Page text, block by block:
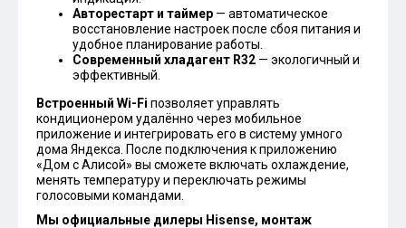
Авторестарт и таймер — автоматическое
восстановление настроек после сбоя питания и
удобное планирование работы.
Современный хладагент R32 — экологичный и
эффективный.
Встроенный Wi-Fi позволяет управлять
кондиционером удалённо через мобильное
приложение и интегрировать его в систему умного
дома Яндекса. После подключения к приложению
«Дом с Алисой» вы сможете включать охлаждение,
менять температуру и переключать режимы
голосовыми командами.
Мы официальные дилеры Hisense, монтаж